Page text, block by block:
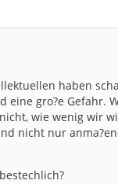
haben
eine gro?e Gefahr.
wie wenig wir
nicht nur